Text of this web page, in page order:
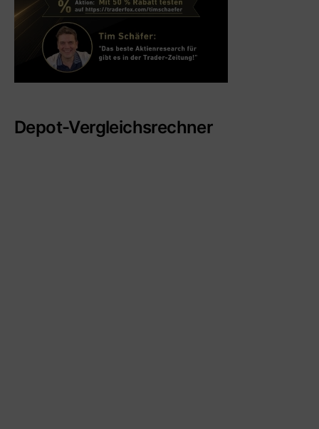
Depot-Vergleichsrechner